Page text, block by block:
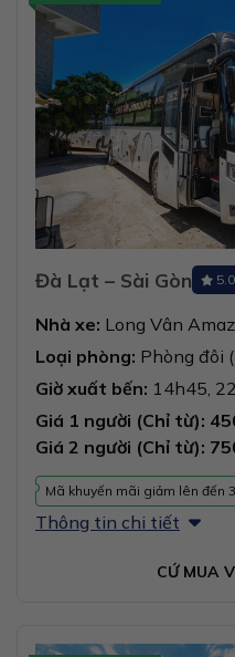
Đà Lạt – Sài Gòn 5.0
Nhà xe: Long Vân
Loại phòng: Phòng đôi
Giờ xuất bến: 14h45,
Giá 1 người (Chỉ từ):
Giá 2 người (Chỉ từ):
Mã khuyến mãi giảm lên đến
Thông tin chi tiết
CỨ MUA